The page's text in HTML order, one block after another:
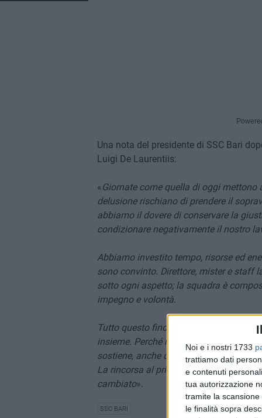
Noi e i nostri 1733
trattiamo dati
e contenuti
tua autorizzazione
tramite la
le finalità sopra
Una nota del presidente di SSC Bari
Luigi De Laurentiis:
«Giornate come quella di oggi
delusione rischiano di prendere il
abbiamo il dovere di conservare la
condizionare negativamente il nostro
Abbiamo investito tempo, risorse ed
sono convinto. Direttore, mister e staff
sotto ogni aspetto; la squadra è
impegno e volontà.
Tutto questo fino a ora non è bastato.
insieme. Perché non si molla nulla; non
sostiene, anche quando ci critica.
La rincorsa al primo posto non si
cambiato».
SSC BARI